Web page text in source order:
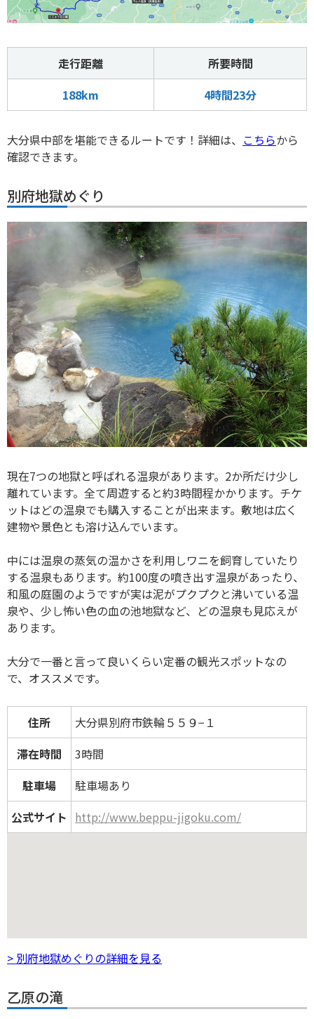
走行距離
所要時間
188km
4時間23分
大分県中部を堪能できるルートです！詳細は、 こちらから
確認できます。
別府地獄めぐり
現在7つの地獄と呼ばれる温泉があります。2か所だけ少し
離れています。全て周遊すると約3時間程かかります。チケ
ットはどの温泉でも購入することが出来ます。敷地は広く
建物や景色とも溶け込んでいます。
中には温泉の蒸気の温かさを利用しワニを飼育していたり
する温泉もあります。約100度の噴き出す温泉があったり、
和風の庭園のようですが実は泥がプクプクと沸いている温
泉や、少し怖い色の血の池地獄など、どの温泉も見応えが
あります。
大分で一番と言って良いくらい定番の観光スポットなの
で、オススメです。
住所
大分県別府市鉄輪５５９−１
滞在時間
3時間
駐車場
駐車場あり
公式サイト http://www.beppu-jigoku.com/
> 別府地獄めぐりの詳細を見る
乙原の滝